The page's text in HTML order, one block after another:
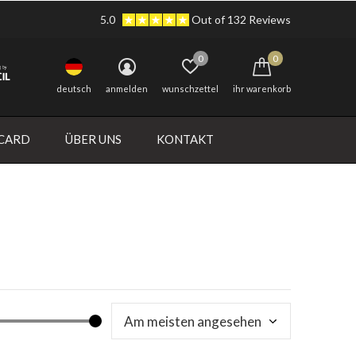
ÜBER UNS KONTAKT
deutsch anmelden wunschzettel
0
ihr warenkorb
0
5.0 Out of 132 Reviews